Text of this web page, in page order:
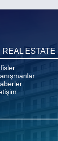
REAL ESTATE